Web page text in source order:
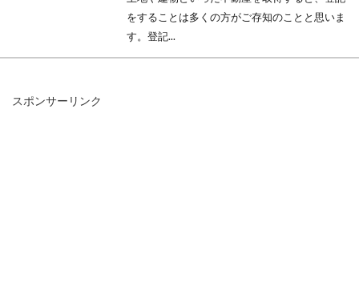
をすることは多くの方がご存知のことと思いま
す。登記...
スポンサーリンク